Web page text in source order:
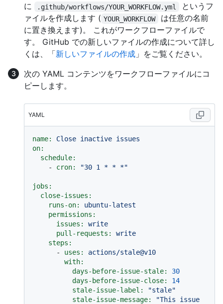
に
.github/workflows/YOUR_WORKFLOW.yml
というフ
ァイルを作成します ( YOUR_WORKFLOW
は任意の名前
に置き換えます)。 これがワークフローファイルで
す。 GitHub での新しいファイルの作成について詳し
くは、「新しいファイルの作成 」をご覧ください。
次の YAML コンテンツをワークフローファイルにコ
ピーします。
YAML
name: Close inactive issues
on:
schedule:
-
cron: "30 1 * * *"
jobs:
close-issues:
runs-on:
ubuntu-latest
permissions:
issues:
write
pull-requests:
write
steps:
-
uses:
actions/stale@v10
with:
days-before-issue-stale:
30
days-before-issue-close:
14
stale-issue-label:
"stale"
stale-issue-message:
"This issue